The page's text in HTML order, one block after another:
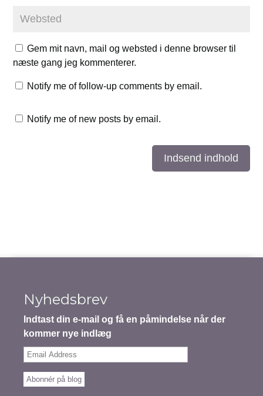
Gem mit navn, mail og websted i denne browser til
næste gang jeg kommenterer.
Notify me of follow-up comments by email.
Notify me of new posts by email.
Indsend indhold
Nyhedsbrev
Indtast din e-mail og få en påmindelse når der
kommer nye indlæg
Email
Abonnér på blog